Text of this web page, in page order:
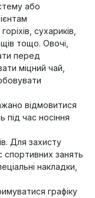
або
сухариків,
тощо. Овочі,
перед
міцний чай,
відмовитися
під час носіння
Для захисту
спортивних занять
накладки,
графіку